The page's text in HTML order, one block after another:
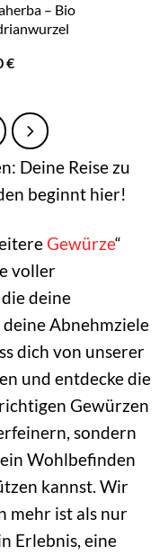
– Bio
€
Deine Reise zu
beginnt hier!
Gewürze“
voller
deine
deine Abnehmziele
dich von unserer
und entdecke die
Gewürzen
sondern
Wohlbefinden
kannst. Wir
mehr ist als nur
Erlebnis, eine